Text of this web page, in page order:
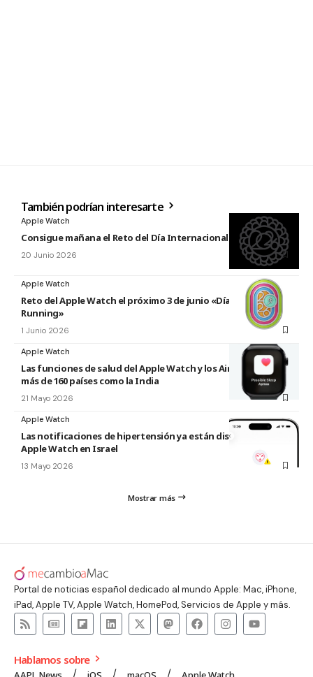
También podrían interesarte
Apple Watch
Consigue mañana el Reto del Día Internacional del Yoga 2026
20 Junio 2026
Apple Watch
Reto del Apple Watch el próximo 3 de junio «Día Mundial del
Running»
1 Junio 2026
Apple Watch
Las funciones de salud del Apple Watch y los AirPods llegan a
más de 160 países como la India
21 Mayo 2026
Apple Watch
Las notificaciones de hipertensión ya están disponibles en el
Apple Watch en Israel
13 Mayo 2026
Mostrar más
Portal de noticias español dedicado al mundo Apple: Mac, iPhone,
iPad, Apple TV, Apple Watch, HomePod, Servicios de Apple y más.
Hablamos sobre